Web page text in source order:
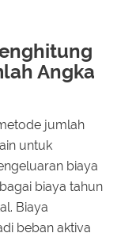
Angka
jumlah
untuk
biaya
biaya tahun
Biaya
beban aktiva